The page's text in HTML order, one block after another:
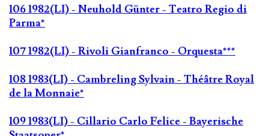
106 1982(LI) - Neuhold Günter - Teatro Regio di
Parma*
107 1982(LI) - Rivoli Gianfranco - Orquesta***
108 1983(LI) - Cambreling Sylvain - Théâtre Royal
de la Monnaie*
109 1983(LI) - Cillario Carlo Felice - Bayerische